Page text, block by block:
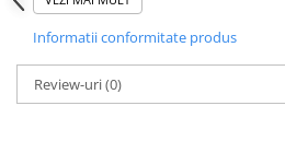
Lampi numar Inmatriculare
Lampi Stop, Semnalizare & Triple
Lampi Fata cu Bec & Semnalizare
Lampi Fata LED & Semnalizare
Tip conector:
Tensiune nominală:
Informatii conformitate produs
Review-uri(0)